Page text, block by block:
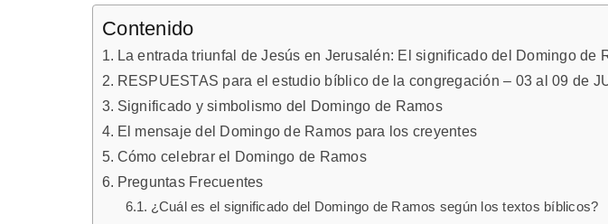
Contenido
La entrada triunfal de Jesús en Jerusalén: El significado del Domingo de
RESPUESTAS para el estudio bíblico de la congregación – 03 al 09 de
Significado y simbolismo del Domingo de Ramos
El mensaje del Domingo de Ramos para los creyentes
Cómo celebrar el Domingo de Ramos
Preguntas Frecuentes
¿Cuál es el significado del Domingo de Ramos según los textos bíblicos?